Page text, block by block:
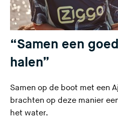
“Samen een
halen”
Samen op de boot met een
brachten op deze manier
het water.